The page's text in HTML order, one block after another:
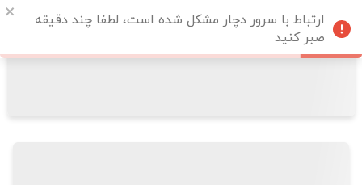
ارتباط با سرور دچار مشکل شده است، لطفا چند دقیقه
صبر کنید